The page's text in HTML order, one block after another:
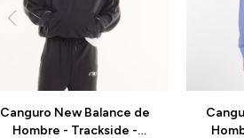
Canguro New Balance de
Hombre - Trackside -